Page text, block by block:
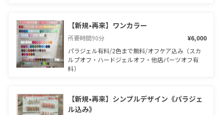
【新規•再来】ワンカラー
所要時間90分
¥6,000
パラジェル有料/2色まで無料/オフケア込み（スカ
ルプオフ・ハードジェルオフ・他店パーツオフ有
料）
【新規•再来】シンプルデザイン《パラジェ
ル込み》